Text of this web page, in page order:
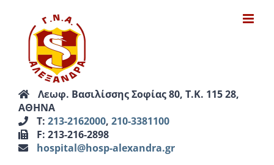
περιεχόμενο
Λεωφ. Βασιλίσσης Σοφίας 80, Τ.Κ. 115 28,
ΑΘΗΝΑ
Τ: 213-2162000, 210-3381100
F: 213-216-2898
hospital@hosp-alexandra.gr